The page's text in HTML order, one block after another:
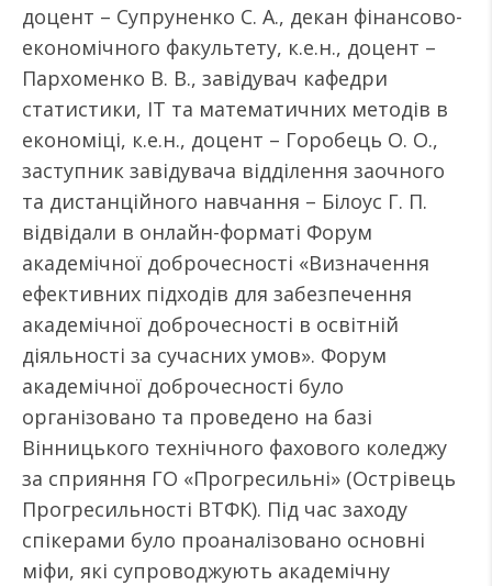
доцент – Супруненко С. А., декан фінансово-
економічного факультету, к.е.н., доцент –
Пархоменко В. В., завідувач кафедри
статистики, ІТ та математичних методів в
економіці, к.е.н., доцент – Горобець О. О.,
заступник завідувача відділення заочного
та дистанційного навчання – Білоус Г. П.
відвідали в онлайн-форматі Форум
академічної доброчесності «Визначення
ефективних підходів для забезпечення
академічної доброчесності в освітній
діяльності за сучасних умов». Форум
академічної доброчесності було
організовано та проведено на базі
Вінницького технічного фахового коледжу
за сприяння ГО «Прогресильні» (Острівець
Прогресильності ВТФК). Під час заходу
спікерами було проаналізовано основні
міфи, які супроводжують академічну